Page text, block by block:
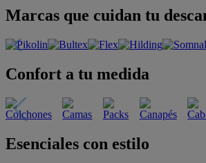
Marcas que cuidan tu
Confort a tu medida
Esenciales con estilo